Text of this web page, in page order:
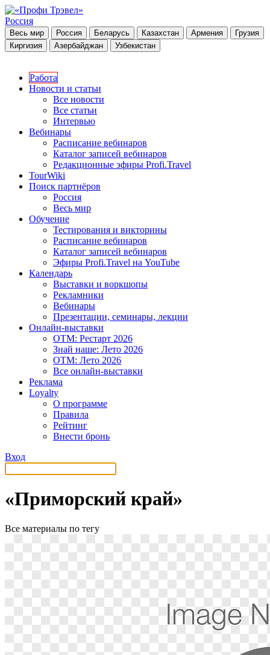
Россия
Весь мир Россия Беларусь Казахстан Армения
Грузия
Киргизия
Азербайджан Узбекистан
Работа
Новости и статьи
Все новости
Все статьи
Интервью
Вебинары
Расписание вебинаров
Каталог записей вебинаров
Редакционные эфиры Profi.Travel
TourWiki
Поиск партнёров
Россия
Весь мир
Обучение
Тестирования и викторины
Расписание вебинаров
Каталог записей вебинаров
Эфиры Profi.Travel на YouTube
Календарь
Выставки и воркшопы
Рекламники
Вебинары
Презентации, семинары, лекции
Онлайн-выставки
OTM: Рестарт 2026
Знай наше: Лето 2026
OTM: Лето 2026
Все онлайн-выставки
Реклама
Loyalty
О программе
Правила
Рейтинг
Внести бронь
Вход
«Приморский край»
Все материалы по тегу